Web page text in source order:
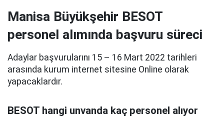
Manisa Büyükşehir BESOT
personel alımında başvuru süreci
Adaylar başvurularını 15 – 16 Mart 2022 tarihleri
arasında kurum internet sitesine Online olarak
yapacaklardır.
BESOT hangi unvanda kaç personel alıyor